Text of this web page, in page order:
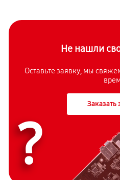
Не нашли
Оставьте заявку, мы
Заказать
?